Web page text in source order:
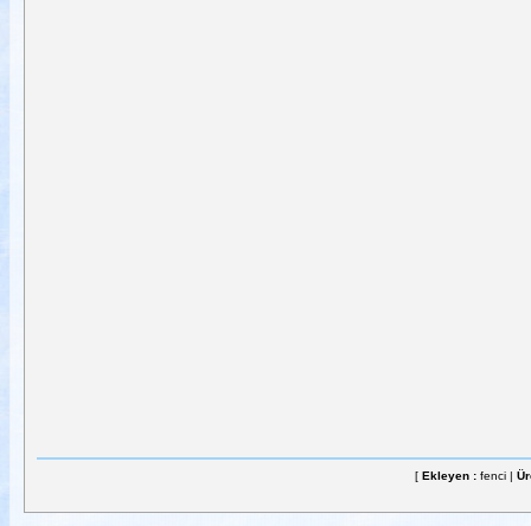
[ Ekleyen : fenci |